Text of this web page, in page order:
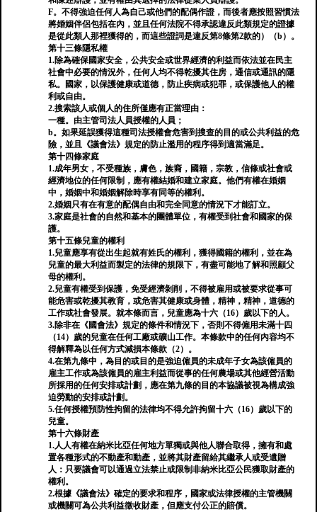
F。不得強迫任何人為自己或他們的配偶作證，而後者應按照習慣法
將婚姻伴侶包括在內，並且任何法院不得承認違反此類規定的證據
是從此類人那裡獲得的，而這些證詞是違反第8條第2款的）（b）。
第十三條隱私權
1.除為確保國家安全，公共安全或世界經濟的利益而依法並在民主
社會中必要的情況外，任何人均不得乾擾其住房，通信或通訊的隱
私。國家，以保護健康或道德，防止疾病或犯罪，或保護他人的權
利或自由。
2.搜索該人或個人的住所僅應有正當理由：
一種。由主管司法人員授權的人員；
b。如果延誤獲得這種司法授權會危害到搜查的目的或公共利益的危
險，並且《議會法》規定的防止濫用的程序得到適當滿足。
第十四條家庭
1.成年男女，不受種族，膚色，族裔，國籍，宗教，信條或社會或
經濟地位的任何限制，應有權結婚和建立家庭。他們有權在婚姻
中，婚姻中和婚姻解除時享有同等的權利。
2.婚姻只有在有意的配偶自由和完全同意的情況下才能訂立。
3.家庭是社會的自然和基本的團體單位，有權受到社會和國家的保
護。
第十五條兒童的權利
1.兒童應享有從出生起就有姓氏的權利，獲得國籍的權利，並在為
兒童的最大利益而製定的法律的規限下，有盡可能地了解和照顧父
母的權利。
2.兒童有權受到保護，免受經濟剝削，不得被雇用或被要求從事可
能危害或乾擾其教育，或危害其健康或身體，精神，精神，道德的
工作或社會發展。就本條而言，兒童應為十六（16）歲以下的人。
3.除非在《國會法》規定的條件和情況下，否則不得僱用未滿十四
（14）歲的兒童在任何工廠或礦山工作。本條款中的任何內容均不
得解釋為以任何方式減損本條款（2）。
4.在第九條中，為目的或目的是強迫僱員的未成年子女為該僱員的
雇主工作或為該僱員的雇主利益而從事的任何農場或其他經營活動
所採用的任何安排或計劃，應在第九條的目的本協議被視為構成強
迫勞動的安排或計劃。
5.任何授權預防性拘留的法律均不得允許拘留十六（16）歲以下的
兒童。
第十六條財產
1.人人有權在納米比亞任何地方單獨或與他人聯合取得，擁有和處
置各種形式的不動產和動產，並將其財產留給其繼承人或受遺贈
人：只要議會可以通過立法禁止或限制非納米比亞公民獲取財產的
權利。
2.根據《議會法》確定的要求和程序，國家或法律授權的主管機關
或機關可為公共利益徵收財產，但應支付公正的賠償。